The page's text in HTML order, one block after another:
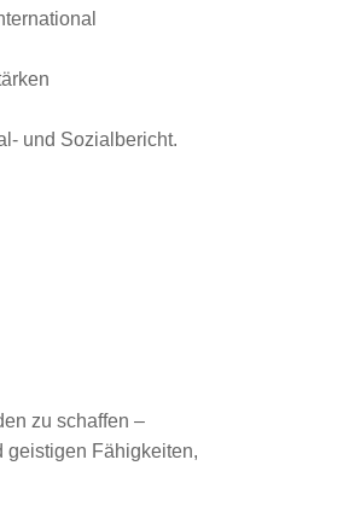
und Sozialbericht.
zu schaffen –
geistigen Fähigkeiten,